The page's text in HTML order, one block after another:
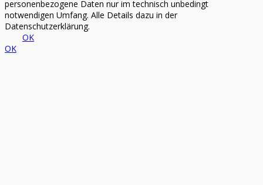
personenbezogene Daten nur im technisch unbedingt
notwendigen Umfang. Alle Details dazu in der
Datenschutzerklärung.
OK
OK